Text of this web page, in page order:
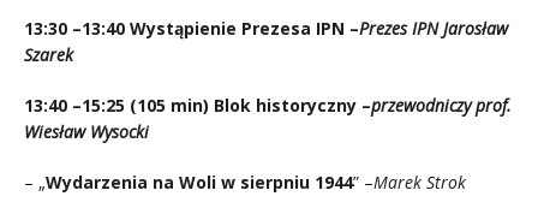
13:30 –13:40 Wystąpienie Prezesa IPN –Prezes IPN Jarosław
Szarek
13:40 –15:25 (105 min) Blok historyczny –przewodniczy prof.
Wiesław Wysocki
– „Wydarzenia na Woli w sierpniu 1944” –Marek Strok